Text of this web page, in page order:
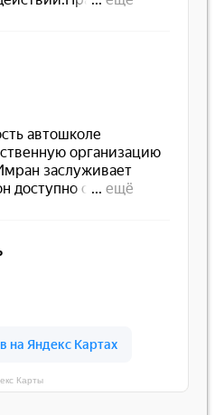
Карты